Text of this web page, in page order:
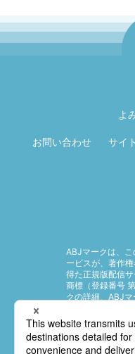
よ
お問い合わせ サイ
ABJマークは、
ービスが、著作
得た正規版配信
商標（登録番号
クの詳細、ABJ